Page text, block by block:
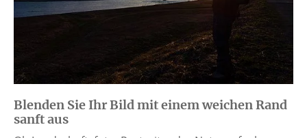
Blenden Sie Ihr Bild mit einem weichen Rand
sanft aus